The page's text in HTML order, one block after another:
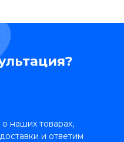
наших товарах,
и ответим